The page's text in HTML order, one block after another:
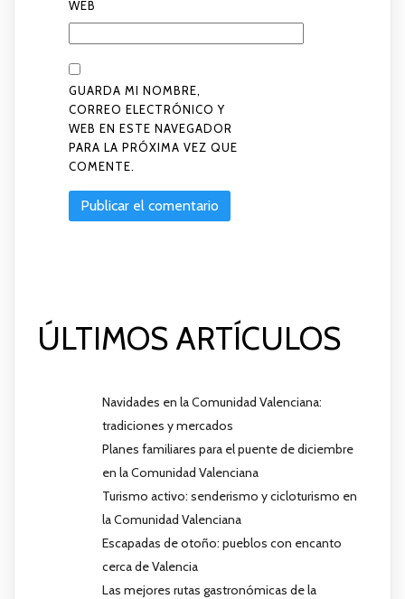
WEB
GUARDA MI NOMBRE,
CORREO ELECTRÓNICO Y
WEB EN ESTE NAVEGADOR
PARA LA PRÓXIMA VEZ QUE
COMENTE.
ÚLTIMOS ARTÍCULOS
Navidades en la Comunidad Valenciana:
tradiciones y mercados
Planes familiares para el puente de diciembre
en la Comunidad Valenciana
Turismo activo: senderismo y cicloturismo en
la Comunidad Valenciana
Escapadas de otoño: pueblos con encanto
cerca de Valencia
Las mejores rutas gastronómicas de la